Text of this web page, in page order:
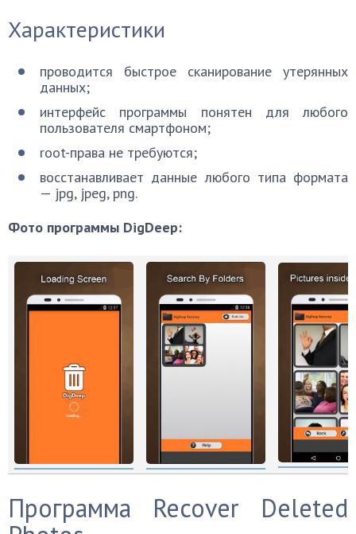
Характеристики
проводится быстрое сканирование утерянных
данных;
интерфейс программы понятен для любого
пользователя смартфоном;
root-права не требуются;
восстанавливает данные любого типа формата
— jpg, jpeg, png.
Фото программы DigDeep:
Программа Recover Deleted